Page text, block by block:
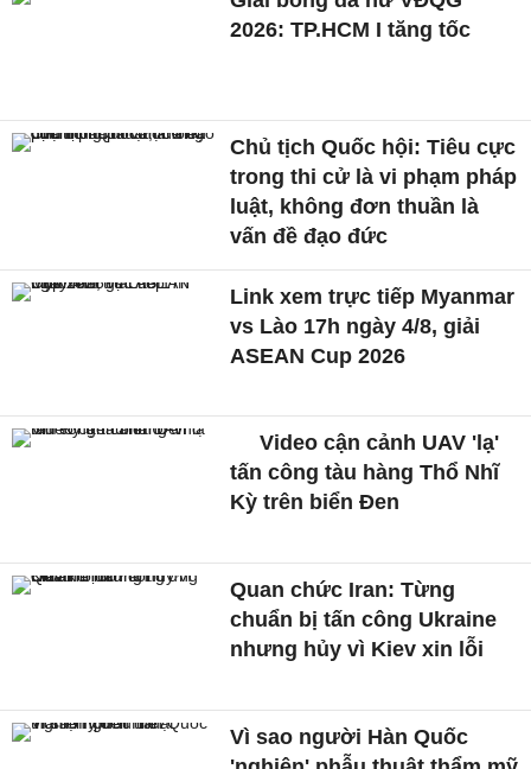
2026: TP.HCM I tăng tốc
Chủ tịch Quốc hội: Tiêu cực
trong thi cử là vi phạm pháp
luật, không đơn thuần là
vấn đề đạo đức
Link xem trực tiếp Myanmar
vs Lào 17h ngày 4/8, giải
ASEAN Cup 2026
Video cận cảnh UAV 'lạ'
tấn công tàu hàng Thổ Nhĩ
Kỳ trên biển Đen
Quan chức Iran: Từng
chuẩn bị tấn công Ukraine
nhưng hủy vì Kiev xin lỗi
Vì sao người Hàn Quốc